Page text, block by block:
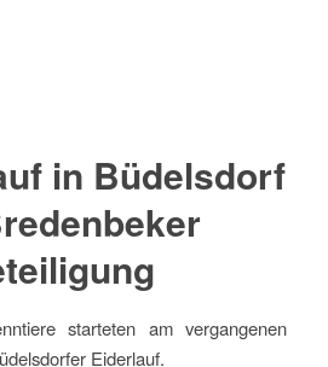
in Büdelsdorf
starteten am vergangenen
Eiderlauf.